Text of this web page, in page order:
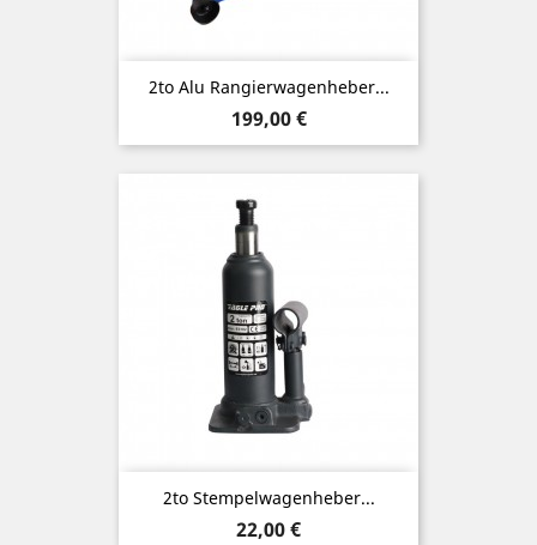
2to Alu Rangierwagenheber...
Preis
199,00 €
2to Stempelwagenheber...
Preis
22,00 €